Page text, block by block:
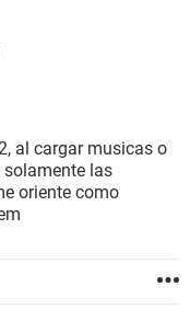
al cargar musicas o
las
oriente como